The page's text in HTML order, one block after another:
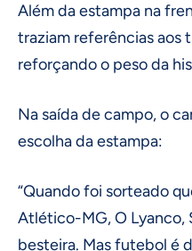
Além da estampa na
traziam referências aos
reforçando o peso da
Na saída de campo, o
escolha da estampa:
“Quando foi sorteado
Atlético-MG, O Lyanco,
besteira. Mas futebol é